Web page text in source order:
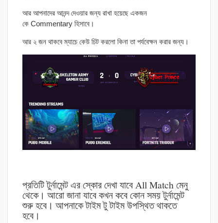
আর আপনাদের আনন্দ দেওয়ার জন্য রাখা হয়েছে একজন
কে Commentary হিসাবে।
আর ২ জন থাকবে ম্যাচে কেউ চিট করলো কিনা তা পর্যবেক্ষন করার জন্য।
প্রতিটি টুর্নামেন্ট এর স্কোর দেখা যাবে All Match মেনু
থেকে। আরো জানা যাবে কখন কবে কোন সময় টুর্নামেন্ট
শুরু হবে। আপনাকে টাইম টু টাইম উপস্থিত থাকতে
হবে।